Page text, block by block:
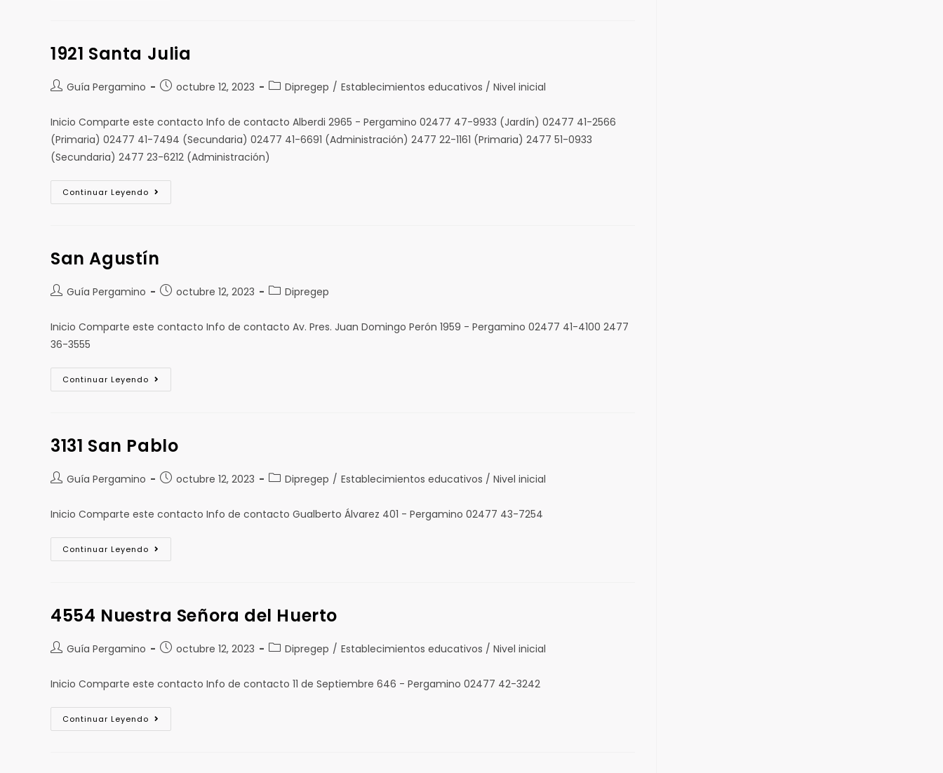
1921 Santa Julia
Guía Pergamino octubre 12, 2023 Dipregep / Establecimientos educativos / Nivel inicial
Inicio Comparte este contacto Info de contacto Alberdi 2965 - Pergamino 02477 47-9933 (Jardín) 02477 41-2566
(Primaria) 02477 41-7494 (Secundaria) 02477 41-6691 (Administración) 2477 22-1161 (Primaria) 2477 51-0933
(Secundaria) 2477 23-6212 (Administración)
Continuar Leyendo
San Agustín
Guía Pergamino octubre 12, 2023 Dipregep
Inicio Comparte este contacto Info de contacto Av. Pres. Juan Domingo Perón 1959 - Pergamino 02477 41-4100 2477
36-3555
Continuar Leyendo
3131 San Pablo
Guía Pergamino octubre 12, 2023 Dipregep / Establecimientos educativos / Nivel inicial
Inicio Comparte este contacto Info de contacto Gualberto Álvarez 401 - Pergamino 02477 43-7254
Continuar Leyendo
4554 Nuestra Señora del Huerto
Guía Pergamino octubre 12, 2023 Dipregep / Establecimientos educativos / Nivel inicial
Inicio Comparte este contacto Info de contacto 11 de Septiembre 646 - Pergamino 02477 42-3242
Continuar Leyendo